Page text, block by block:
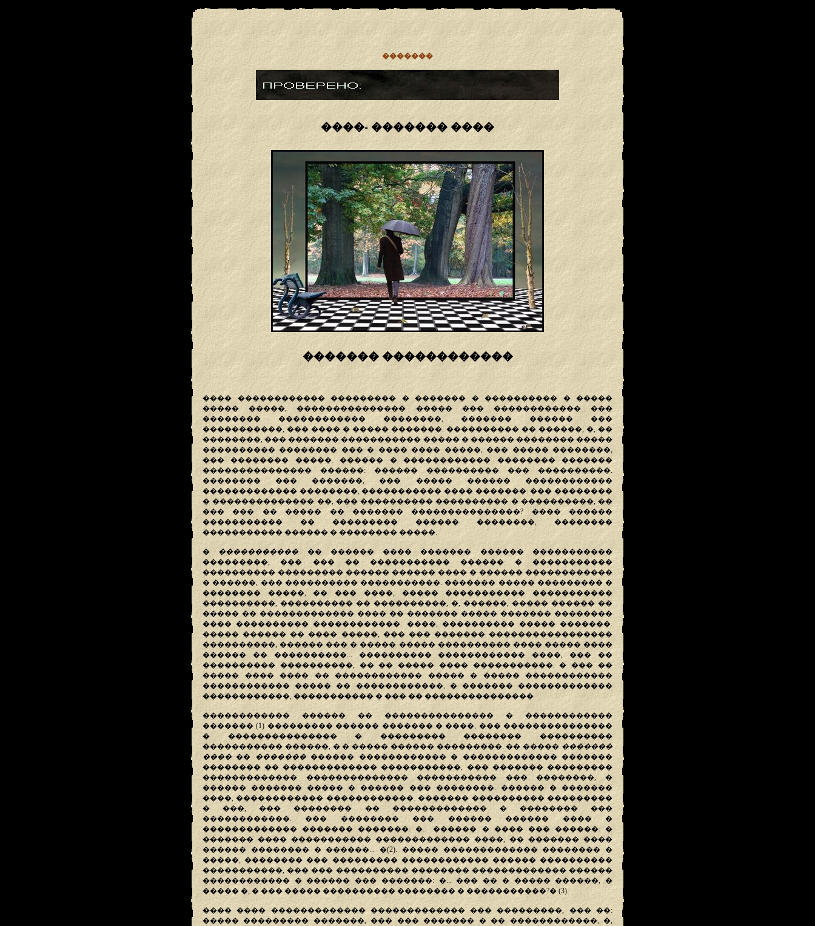
�������
����- ������� ����
������� ������������
���� ������������ ��������� � ������� � ���������� � �����
����� �����, ��������������� ����� ��� ������������ ���
�������� ������������ ��������, ������� ������ ���
�����������, ��� ���� � ����� �������. ���������� �� ������, �, ��
��������, ��� ������� ����������� ����� � ������ �������� �����
���������� �������� ��� � ���� ���� �����, ��� ����� ��������,
��� �������� �����. ������ � ������������ �������� �������
��������������� ������: ������ ���������� ��� ����������.
�������� ��� �������, ��� ����� ������ ������������
������������� ��������, ����������� ���� �������: ��� ��������
� �������������� ��, ��� ���������� ���������� � ����������, ��
��� ��� �� ����� �� ������� ���������������? ���� ������
����������� �� ��������� ������ ��������, ��������
����������� ������ � �������� �����.
� ����������� �� ������ ���� ������� ������ �����������
���������, ��� ��� �� ����������� ������ � �����������
���������� ��������� ������ ������ ���� � ������ ������������
� ������, ��� ���������� �����������. ������� ����� ��������� �
�������� �����, �� ��� ����, ����� ����������� �����������
����������, ���������� �� ����������, �, ������, ����� ������ ��
����� �� ������������� ���� �� ������� ����� ������� ��������
���� ���������� ������������: ����, ���������� ����� �������.
����� ������ �� ���� �����, ��� ��� ������� �����������������
����������, ������ ��� � ����� ����� ���������� ���� ����� ����
������ �� ����������... ���������� ������������ ����, ��� ��
���������� ����������, �� �� ����� ���� �����������. � ��� ��
����� ���� ���� �� ������������ ����� � ����� ������������
������������ ����� �� ������������, � ������� �������������
������������, ����������� � ��� �� ���������������
������������ ������ �� ��������������� � ������������
������� (1) ��������� ������ ������� � ����, ��� ���������������
� ��������������� � ��������� �������� ����������
����������� ������, � � ����� ������ ���������. �� ����� �������
������ ������������� ������������ � ������������� �������
�������� �� ������������� �����������, ��� ������� ���������
������������� �������������� ����������� ��� ��������, �
������ ������� ����� � ������ ��� ��������. ������ � �������
����, ������������ ������������. ������� ���������� ���������
� ���, ��� �������� �� ������������� � �������� ���
������������. ��� �������� ��� ������ ������ ���� �
������������� ������� �������: �.. .������ � ���� ��� ������: �
������� ���� ����������� ������������� ����, �� ������� ����
������ �������� � ������... �(2). ����� ������������� �������� �
�����, �������� ��� ��������� ������������ ������ ����������
�����������, ��� ��� ���������� �������� ������������� ������
������������ � ������ ��� �������: �... ��� �� � ����� ������, �
����� �, � ��� ����� ���������� �������� � �����������?� (3).
���� ���� ������������� ������������� ��� ���������, ��� ��:
����� ��������� �������, ��� ��� ������� � �� ������������, �,